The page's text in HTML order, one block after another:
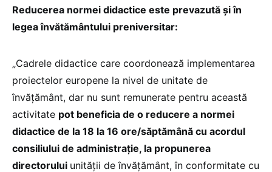
Reducerea normei didactice este prevazută și în
legea învătământului preniversitar:
„Cadrele didactice care coordonează implementarea
proiectelor europene la nivel de unitate de
învățământ, dar nu sunt remunerate pentru această
activitate pot beneficia de o reducere a normei
didactice de la 18 la 16 ore/săptămână cu acordul
consiliului de administrație, la propunerea
directorului unității de învățământ, în conformitate cu